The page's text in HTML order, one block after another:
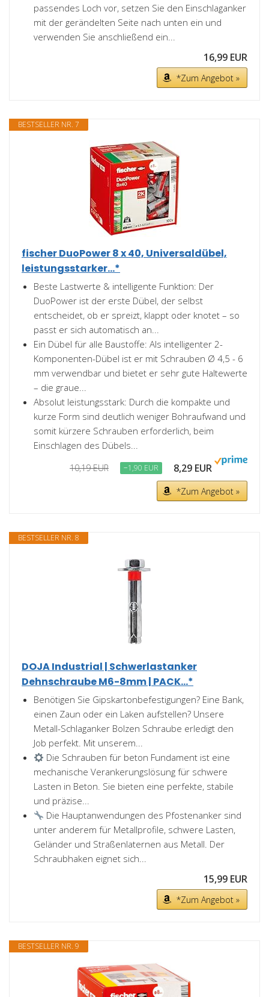
passendes Loch vor, setzen Sie den Einschlaganker
mit der gerändelten Seite nach unten ein und
verwenden Sie anschließend ein...
16,99 EUR
*Zum Angebot »
BESTSELLER NR. 7
fischer DuoPower 8 x 40, Universaldübel,
leistungsstarker...*
Beste Lastwerte & intelligente Funktion: Der
DuoPower ist der erste Dübel, der selbst
entscheidet, ob er spreizt, klappt oder knotet – so
passt er sich automatisch an...
Ein Dübel für alle Baustoffe: Als intelligenter 2-
Komponenten-Dübel ist er mit Schrauben Ø 4,5 - 6
mm verwendbar und bietet er sehr gute Haltewerte
– die graue...
Absolut leistungsstark: Durch die kompakte und
kurze Form sind deutlich weniger Bohraufwand und
somit kürzere Schrauben erforderlich, beim
Einschlagen des Dübels...
10,19 EUR −1,90 EUR 8,29 EUR
*Zum Angebot »
BESTSELLER NR. 8
DOJA Industrial | Schwerlastanker
Dehnschraube M6-8mm | PACK...*
Benötigen Sie Gipskartonbefestigungen? Eine Bank,
einen Zaun oder ein Laken aufstellen? Unsere
Metall-Schlaganker Bolzen Schraube erledigt den
Job perfekt. Mit unserem...
Die Schrauben für beton Fundament ist eine
mechanische Verankerungslösung für schwere
Lasten in Beton. Sie bieten eine perfekte, stabile
und präzise...
Die Hauptanwendungen des Pfostenanker sind
unter anderem für Metallprofile, schwere Lasten,
Geländer und Straßenlaternen aus Metall. Der
Schraubhaken eignet sich...
15,99 EUR
*Zum Angebot »
BESTSELLER NR. 9